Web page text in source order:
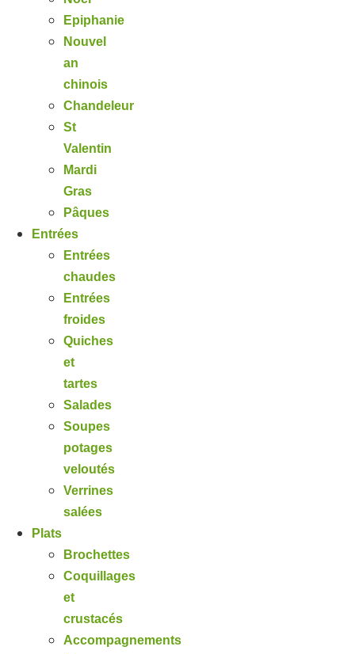
Epiphanie
Nouvel
an
chinois
Chandeleur
St
Valentin
Mardi
Gras
Pâques
Entrées
Entrées
chaudes
Entrées
froides
Quiches
et
tartes
Salades
Soupes
potages
veloutés
Verrines
salées
Plats
Brochettes
Coquillages
et
crustacés
Accompagnements